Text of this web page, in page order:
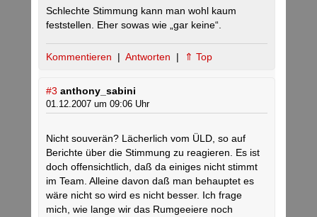
Schlechte Stimmung kann man wohl kaum
feststellen. Eher sowas wie „gar keine“.
Kommentieren | Antworten | ⇑ Top
#3 anthony_sabini
01.12.2007 um 09:06 Uhr
Nicht souverän? Lächerlich vom ÜLD, so auf
Berichte über die Stimmung zu reagieren. Es ist
doch offensichtlich, daß da einiges nicht stimmt
im Team. Alleine davon daß man behauptet es
wäre nicht so wird es nicht besser. Ich frage
mich, wie lange wir das Rumgeeiere noch